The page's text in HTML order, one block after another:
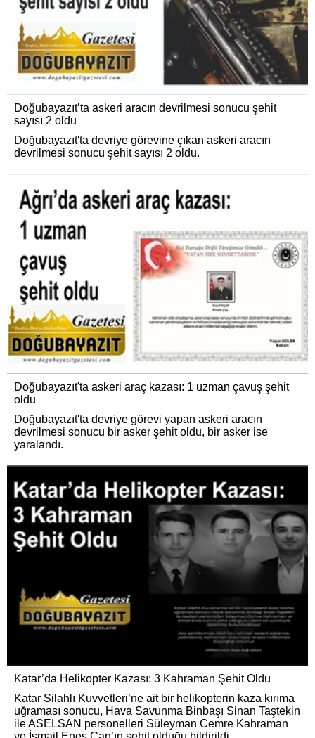
Doğubayazıt’ta askeri aracın devrilmesi sonucu şehit
sayısı 2 oldu
Doğubayazıt'ta devriye görevine çıkan askeri aracın
devrilmesi sonucu şehit sayısı 2 oldu.
Doğubayazıt'ta askeri araç kazası: 1 uzman çavuş şehit
oldu
Doğubayazıt'ta devriye görevi yapan askeri aracın
devrilmesi sonucu bir asker şehit oldu, bir asker ise
yaralandı.
Katar’da Helikopter Kazası: 3 Kahraman Şehit Oldu
Katar Silahlı Kuvvetleri’ne ait bir helikopterin kaza kırıma
uğraması sonucu, Hava Savunma Binbaşı Sinan Taştekin
ile ASELSAN personelleri Süleyman Cemre Kahraman